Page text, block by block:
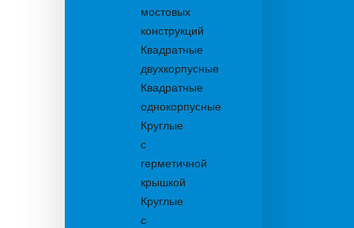
мостовых
конструкций
Квадратные
двухкорпусные
Квадратные
однокорпусные
Круглые
с
герметичной
крышкой
Круглые
с